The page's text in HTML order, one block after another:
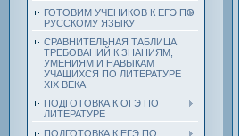
ГОТОВИМ УЧЕНИКОВ К ЕГЭ ПО
РУССКОМУ ЯЗЫКУ
СРАВНИТЕЛЬНАЯ ТАБЛИЦА
ТРЕБОВАНИЙ К ЗНАНИЯМ,
УМЕНИЯМ И НАВЫКАМ
УЧАЩИХСЯ ПО ЛИТЕРАТУРЕ
ХIХ ВЕКА
ПОДГОТОВКА К ОГЭ ПО
ЛИТЕРАТУРЕ
ПОДГОТОВКА К ЕГЭ ПО